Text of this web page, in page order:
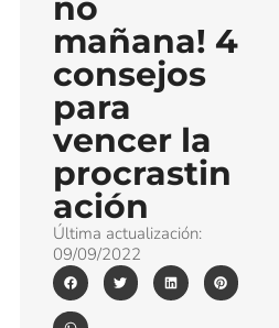
no
mañana! 4
consejos
para
vencer la
procrastin
ación
Última actualización:
09/09/2022